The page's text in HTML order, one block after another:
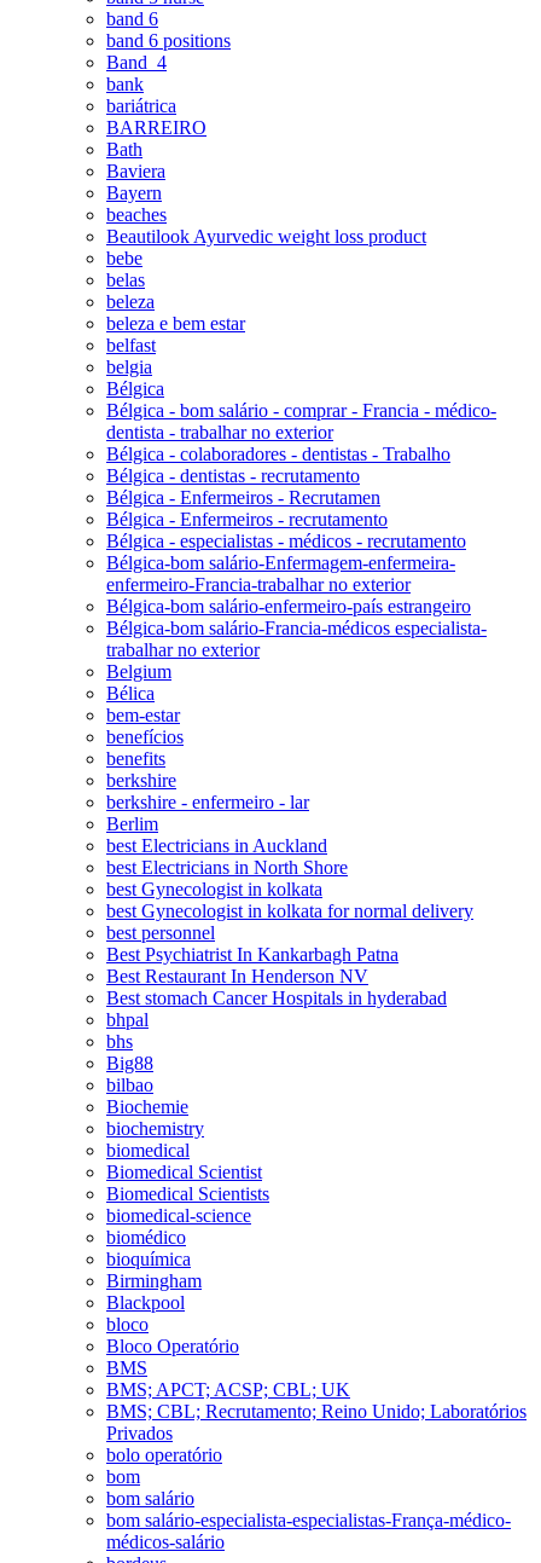
band 6
band 6 positions
Band_4
bank
bariátrica
BARREIRO
Bath
Baviera
Bayern
beaches
Beautilook Ayurvedic weight loss product
bebe
belas
beleza
beleza e bem estar
belfast
belgia
Bélgica
Bélgica - bom salário - comprar - Francia - médico-
dentista - trabalhar no exterior
Bélgica - colaboradores - dentistas - Trabalho
Bélgica - dentistas - recrutamento
Bélgica - Enfermeiros - Recrutamen
Bélgica - Enfermeiros - recrutamento
Bélgica - especialistas - médicos - recrutamento
Bélgica-bom salário-Enfermagem-enfermeira-
enfermeiro-Francia-trabalhar no exterior
Bélgica-bom salário-enfermeiro-país estrangeiro
Bélgica-bom salário-Francia-médicos especialista-
trabalhar no exterior
Belgium
Bélica
bem-estar
benefícios
benefits
berkshire
berkshire - enfermeiro - lar
Berlim
best Electricians in Auckland
best Electricians in North Shore
best Gynecologist in kolkata
best Gynecologist in kolkata for normal delivery
best personnel
Best Psychiatrist In Kankarbagh Patna
Best Restaurant In Henderson NV
Best stomach Cancer Hospitals in hyderabad
bhpal
bhs
Big88
bilbao
Biochemie
biochemistry
biomedical
Biomedical Scientist
Biomedical Scientists
biomedical-science
biomédico
bioquímica
Birmingham
Blackpool
bloco
Bloco Operatório
BMS
BMS; APCT; ACSP; CBL; UK
BMS; CBL; Recrutamento; Reino Unido; Laboratórios
Privados
bolo operatório
bom
bom salário
bom salário-especialista-especialistas-França-médico-
médicos-salário